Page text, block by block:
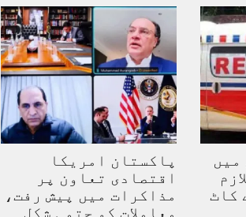
پاکستان امریکا
اقتصادی تعاون پر
مذاکرات میں پیش رفت،
معاملات کو حتمی شکل
میں
کاٹ